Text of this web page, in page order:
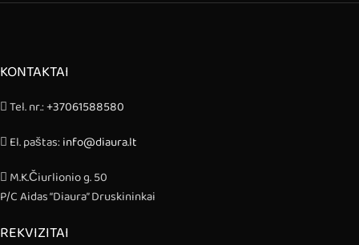
KONTAKTAI
Tel. nr.:+37061588580
El. paštas:info@diaura.lt
M.K.Čiurlionio g. 50
P/C Aidas “Diaura” Druskininkai
REKVIZITAI